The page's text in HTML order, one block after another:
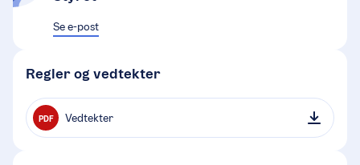
Se e-post
Regler og vedtekter
PDF Vedtekter